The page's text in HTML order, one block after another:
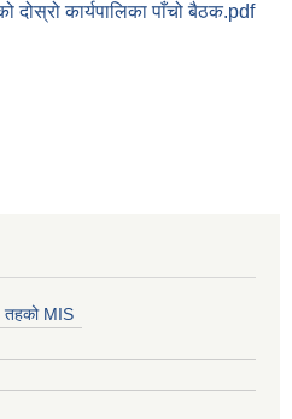
दोस्रो कार्यपालिका पाँचो बैठक.pdf
तहको MIS